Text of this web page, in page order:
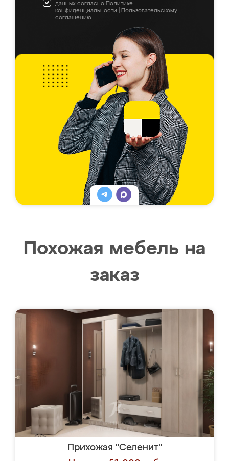
данных согласно Политике
конфиденциальности
Пользовательскому
соглашению
Похожая мебель на
заказ
Прихожая "Селенит"